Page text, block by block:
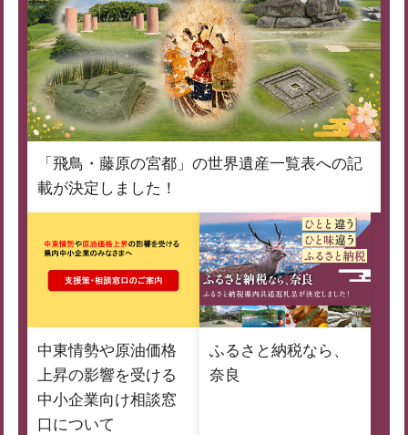
「飛鳥・藤原の宮都」の世界遺産一覧表への記
載が決定しました！
中東情勢や原油価格
上昇の影響を受ける
中小企業向け相談窓
口について
ふるさと納税なら、
奈良